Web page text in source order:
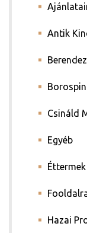
Antik
Csináld
Egyéb
Éttermek
Hazai